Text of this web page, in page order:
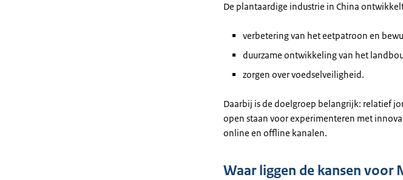
De plantaardige industrie in China
verbetering van het eetpatroon en
duurzame ontwikkeling van het
zorgen over voedselveiligheid.
Daarbij is de doelgroep belangrijk: relatief
open staan voor experimenteren met
online en offline kanalen.
Waar liggen de kansen voor